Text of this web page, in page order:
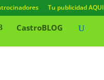
Tu publicidad AQUI
CastroBLOG